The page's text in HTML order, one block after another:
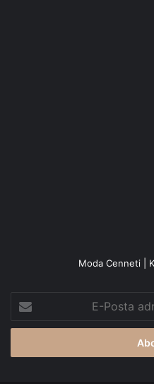
Moda Cenneti |
Posta
adresinizi